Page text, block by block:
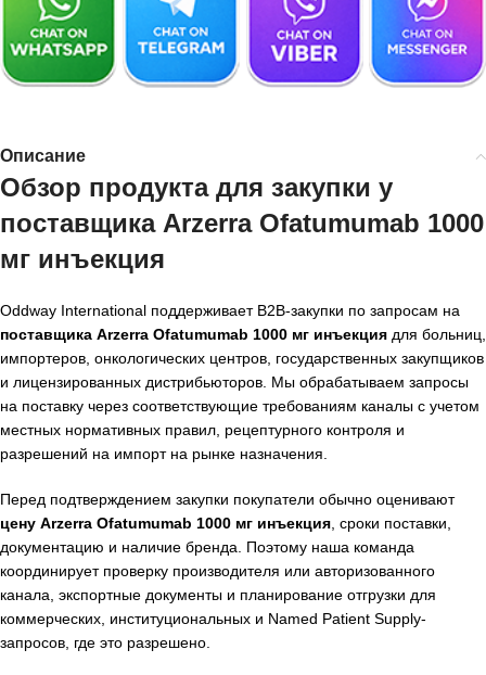
Описание
Обзор продукта для закупки у
поставщика Arzerra Ofatumumab 1000
мг инъекция
Oddway International поддерживает B2B-закупки по запросам на
поставщика Arzerra Ofatumumab 1000 мг инъекция для больниц,
импортеров, онкологических центров, государственных закупщиков
и лицензированных дистрибьюторов. Мы обрабатываем запросы
на поставку через соответствующие требованиям каналы с учетом
местных нормативных правил, рецептурного контроля и
разрешений на импорт на рынке назначения.
Перед подтверждением закупки покупатели обычно оценивают
цену Arzerra Ofatumumab 1000 мг инъекция, сроки поставки,
документацию и наличие бренда. Поэтому наша команда
координирует проверку производителя или авторизованного
канала, экспортные документы и планирование отгрузки для
коммерческих, институциональных и Named Patient Supply-
запросов, где это разрешено.